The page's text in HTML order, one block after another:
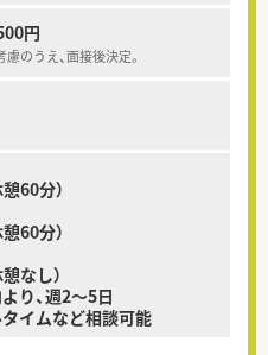
円
のうえ、面接後決定。
60分）
60分）
なし）
り、週2～5日
イムなど相談可能